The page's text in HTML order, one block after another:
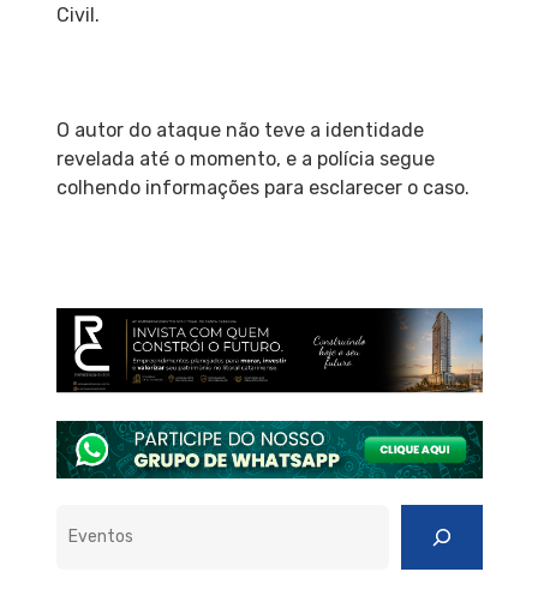
Civil.
O autor do ataque não teve a identidade
revelada até o momento, e a polícia segue
colhendo informações para esclarecer o caso.